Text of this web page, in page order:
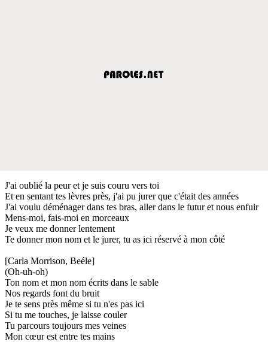
J'ai oublié la peur et je suis couru vers toi
Et en sentant tes lèvres près, j'ai pu jurer que c'était des années
J'ai voulu déménager dans tes bras, aller dans le futur et nous enfuir
Mens-moi, fais-moi en morceaux
Je veux me donner lentement
Te donner mon nom et le jurer, tu as ici réservé à mon côté
[Carla Morrison, Beéle]
(Oh-uh-oh)
Ton nom et mon nom écrits dans le sable
Nos regards font du bruit
Je te sens près même si tu n'es pas ici
Si tu me touches, je laisse couler
Tu parcours toujours mes veines
Mon cœur est entre tes mains